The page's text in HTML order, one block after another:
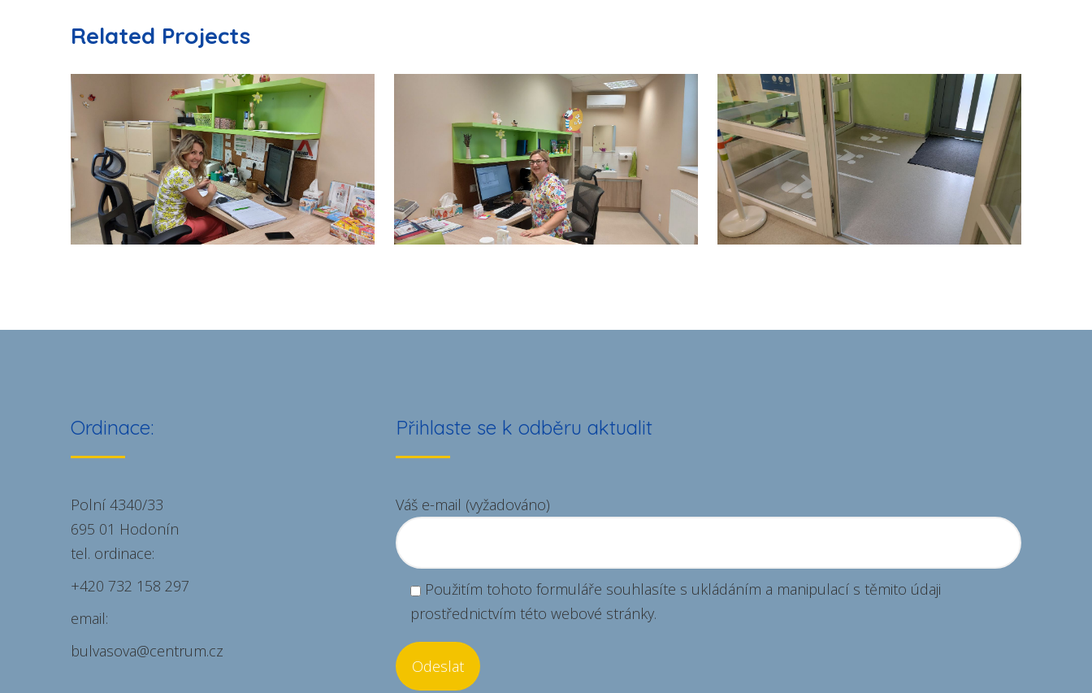
Related Projects
Ordinace:
Polní 4340/33
695 01 Hodonín
tel. ordinace:
+420 732 158 297
email:
bulvasova@centrum.cz
Přihlaste se k odběru aktualit
Váš e-mail (vyžadováno)
Použitím tohoto formuláře souhlasíte s ukládáním a manipulací s těmito údaji
prostřednictvím této webové stránky.